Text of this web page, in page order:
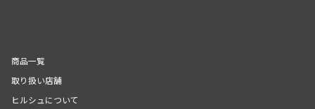
商品一覧
取り扱い店舗
ヒルシュについて